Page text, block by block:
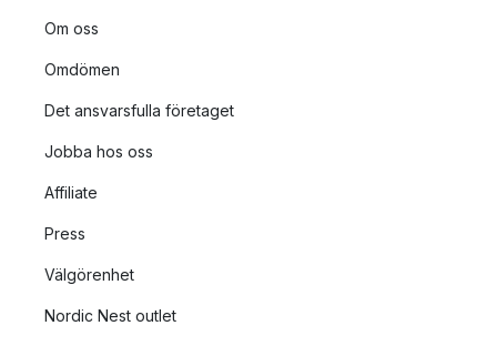
Om oss
Omdömen
Det ansvarsfulla företaget
Jobba hos oss
Affiliate
Press
Välgörenhet
Nordic Nest outlet